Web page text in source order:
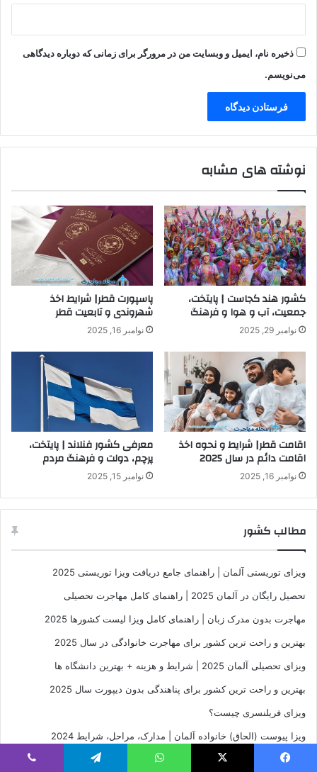
ذخیره نام، ایمیل و وبسایت من در مرورگر برای زمانی که دوباره دیدگاهی
می‌نویسم.
نوشته های مشابه
کشور هند کجاست | پایتخت،
جمعیت، آب و هوا و فرهنگ
نوامبر 29, 2025
پاسپورت قطر| شرایط اخذ
شهروندی و تابعیت قطر
نوامبر 16, 2025
اقامت قطر| شرایط و نحوه اخذ
اقامت دائم در سال 2025
نوامبر 16, 2025
معرفی کشور فنلاند | پایتخت،
پرچم، دولت و فرهنگ مردم
نوامبر 15, 2025
مطالب کشور
ویزای توریستی آلمان | راهنمای جامع دریافت ویزا توریستی 2025
تحصیل رایگان در آلمان 2025 | راهنمای کامل مهاجرت تحصیلی
مهاجرت بدون مدرک زبان | راهنمای کامل ویزا لیست کشورها 2025
بهترین و راحت ترین کشور برای مهاجرت خانوادگی در سال 2025
ویزای تحصیلی آلمان 2025 | شرایط و هزینه + بهترین دانشگاه ها
بهترین و راحت ترین کشور برای پناهندگی بدون دیپورت سال 2025
ویزای فریلنسری چیست؟
ویزا پیوست (الحاق) خانواده آلمان | مدارک، مراحل، شرایط 2024
ویزا کار آلمان 2025 | مدارک و هزینه + بهترین مشاغل